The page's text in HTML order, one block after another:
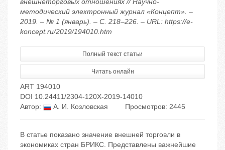
внешнеторговых отношениях // Научно-
методический электронный журнал «Концепт». –
2019. – № 1 (январь). – С. 218–226. – URL: https://e-
koncept.ru/2019/194010.htm
Полный текст статьи
Читать онлайн
ART 194010
DOI 10.24411/2304-120X-2019-14010
Автор:
А. И. Козловская Просмотров: 2445
В статье показано значение внешней торговли в
экономиках стран БРИКС. Представлены важнейшие